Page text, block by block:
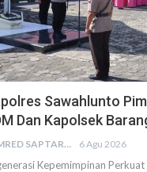
Sawahlunto
Dan Kapolsek
PEMRED SAPTARIUS 6 Agu 2026
Kepemimpinan